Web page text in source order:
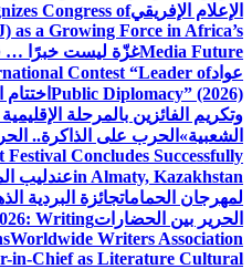
الإعلام الإفريقيCongress of
as a Growing Force in Africa’s
Media Futureغزّة ليست خبرًا …
عوادContest “Leader of
Public Diplomacy” (2026)
وتكريم الفائزين بالمرحلة
الشعبية» الحرب على الذاكرة..
Concludes Successfully
in Almaty, Kazakhstanعندليب
لمهرجان الحمامات
الحرير بين الحضاراتWriting
Worldwide Writers Association
in-Chief as Literature Cultural